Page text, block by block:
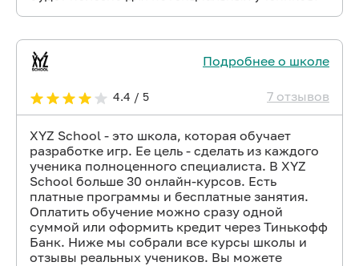
Подробнее о школе
4.4 / 5 7 отзывов
XYZ School - это школа, которая обучает
разработке игр. Ее цель - сделать из каждого
ученика полноценного специалиста. В XYZ
School больше 30 онлайн-курсов. Есть
платные программы и бесплатные занятия.
Оплатить обучение можно сразу одной
суммой или оформить кредит через Тинькофф
Банк. Ниже мы собрали все курсы школы и
отзывы реальных учеников. Вы можете